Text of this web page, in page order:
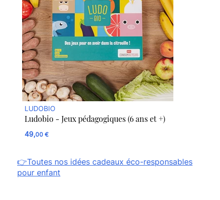
LUDOBIO
Ludobio - Jeux pédagogiques (6 ans et +)
49,00 €
👉Toutes nos idées cadeaux éco-responsables
pour enfant